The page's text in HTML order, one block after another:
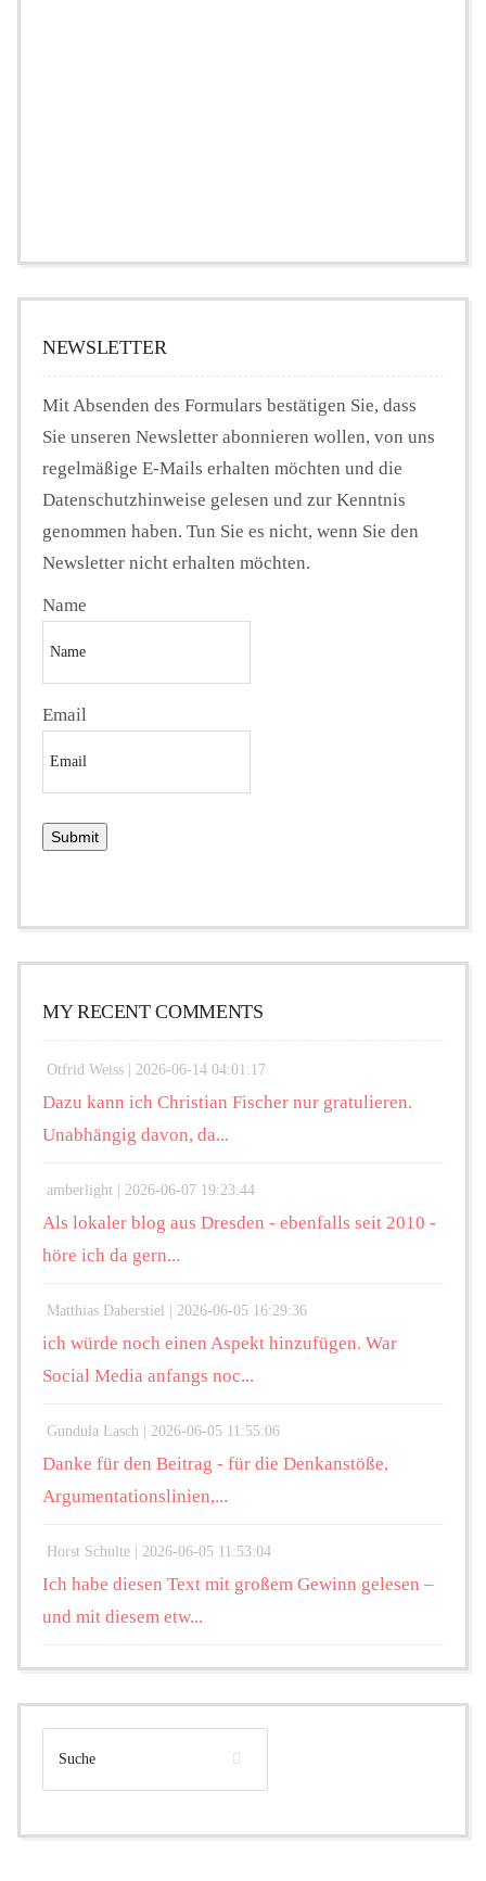
NEWSLETTER
Mit Absenden des Formulars bestätigen Sie, dass
Sie unseren Newsletter abonnieren wollen, von uns
regelmäßige E-Mails erhalten möchten und die
Datenschutzhinweise gelesen und zur Kenntnis
genommen haben. Tun Sie es nicht, wenn Sie den
Newsletter nicht erhalten möchten.
Name
Email
MY RECENT COMMENTS
Otfrid Weiss | 2026-06-14 04:01:17
Dazu kann ich Christian Fischer nur gratulieren.
Unabhängig davon, da...
amberlight | 2026-06-07 19:23:44
Als lokaler blog aus Dresden - ebenfalls seit 2010 -
höre ich da gern...
Matthias Daberstiel | 2026-06-05 16:29:36
ich würde noch einen Aspekt hinzufügen. War
Social Media anfangs noc...
Gundula Lasch | 2026-06-05 11:55:06
Danke für den Beitrag - für die Denkanstöße,
Argumentationslinien,...
Horst Schulte | 2026-06-05 11:53:04
Ich habe diesen Text mit großem Gewinn gelesen –
und mit diesem etw...